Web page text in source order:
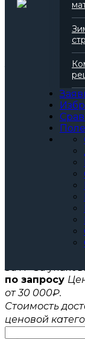
Руф
Д
Все
За м
За
по запросу
от 30 000₽.
Стоимость
ценовой